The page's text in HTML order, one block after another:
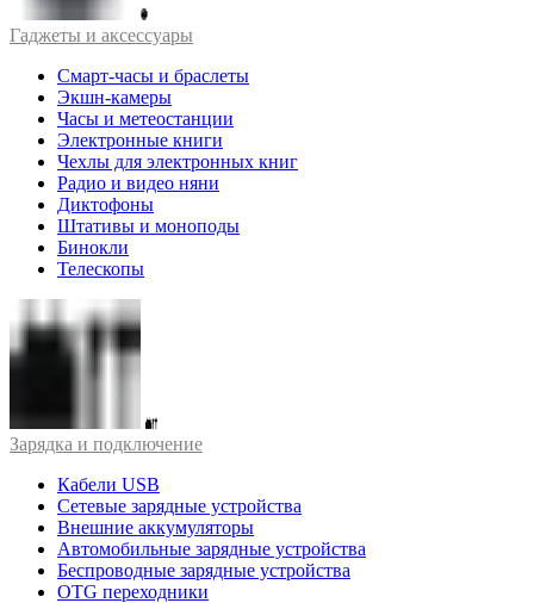
Гаджеты и аксессуары
Смарт-часы и браслеты
Экшн-камеры
Часы и метеостанции
Электронные книги
Чехлы для электронных книг
Радио и видео няни
Диктофоны
Штативы и моноподы
Бинокли
Телескопы
Зарядка и подключение
Кабели USB
Сетевые зарядные устройства
Внешние аккумуляторы
Автомобильные зарядные устройства
Беспроводные зарядные устройства
OTG переходники